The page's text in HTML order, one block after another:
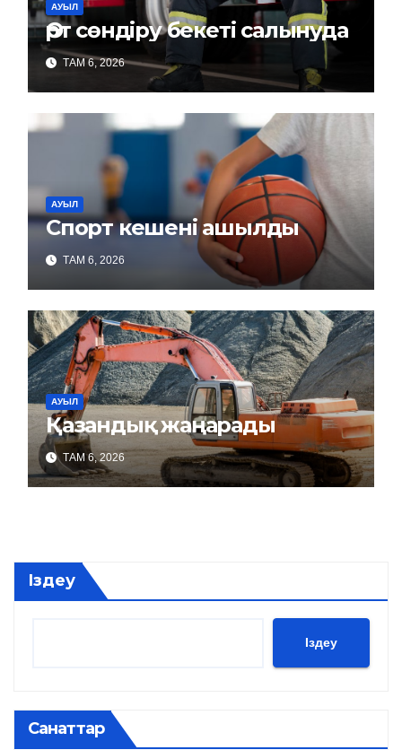
АУЫЛ
Өрт сөндіру бекеті салынуда
ТАМ 6, 2026
АУЫЛ
Спорт кешені ашылды
ТАМ 6, 2026
АУЫЛ
Қазандық жаңарады
ТАМ 6, 2026
Іздеу
Іздеу
Санаттар